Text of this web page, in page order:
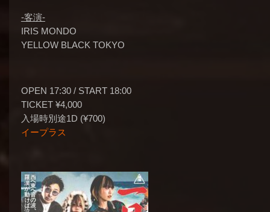
-客演-
IRIS MONDO
YELLOW BLACK TOKYO
OPEN 17:30 / START 18:00
TICKET ¥4,000
入場時別途1D (¥700)
イープラス